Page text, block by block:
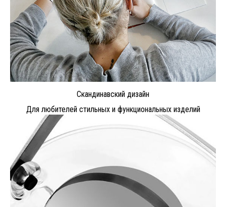
Скандинавский дизайн
Для любителей стильных и функциональных изделий